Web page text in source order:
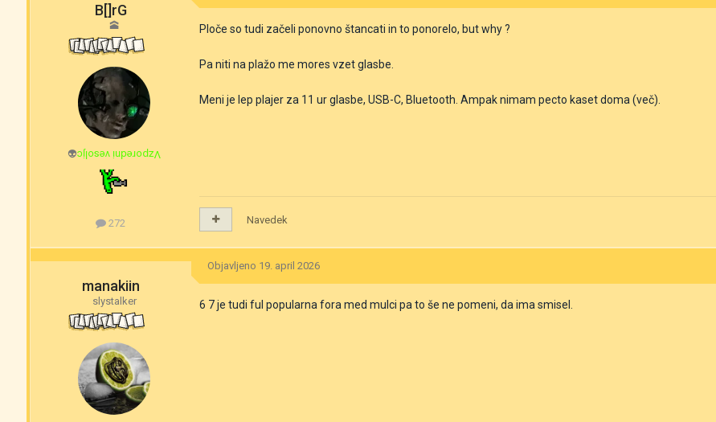
B[]rG
🕋
👽Vzporedni vesoljc
272
Ploče so tudi začeli ponovno štancati in to ponorelo, but why ?
Pa niti na plažo me mores vzet glasbe.
Meni je lep plajer za 11 ur glasbe, USB-C, Bluetooth. Ampak nimam pecto kaset doma (več).
Navedek
manakiin
slystalker
Objavljeno 19. april 2026
6 7 je tudi ful popularna fora med mulci pa to še ne pomeni, da ima smisel.